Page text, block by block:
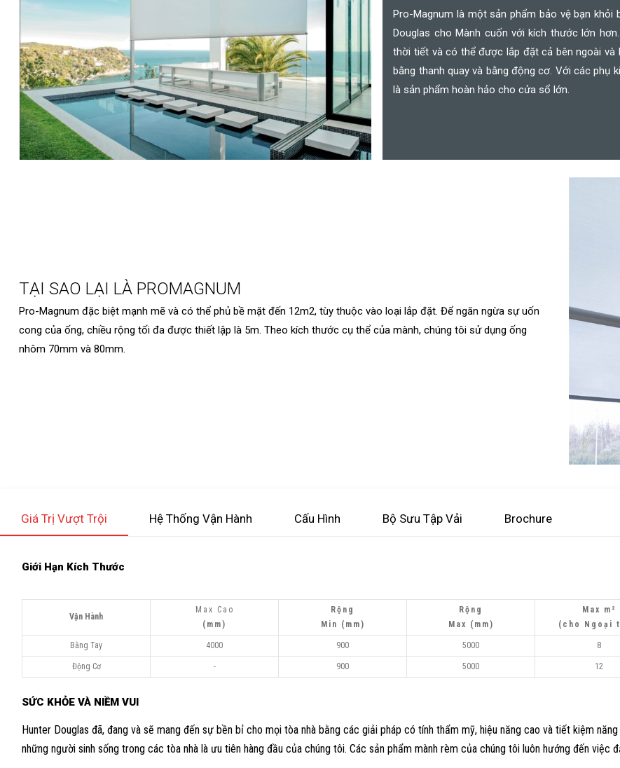
Pro-Magnum là một sản phẩm bảo vệ bạn
Douglas cho Mành cuốn với kích thước lớn
thời tiết và có thể được lắp đặt cả bên ngoài và
bằng thanh quay và bằng động cơ. Với các phụ
là sản phẩm hoàn hảo cho cửa sổ lớn.
TẠI SAO LẠI LÀ PROMAGNUM
Pro-Magnum đặc biệt mạnh mẽ và có thể phủ bề mặt đến 12m2, tùy thuộc vào loại lắp đặt. Để ngăn ngừa sự uốn
cong của ống, chiều rộng tối đa được thiết lập là 5m. Theo kích thước cụ thể của mành, chúng tôi sử dụng ống
nhôm 70mm và 80mm.
Giá Trị Vượt Trội Hệ Thống Vận Hành Cấu Hình Bộ Sưu Tập Vải Brochure
Giới Hạn Kích Thước
Vận Hành
Max Cao
(mm)
Rộng
Min (mm)
Rộng
Max (mm)
Max m²
(cho Ngoại
Bằng Tay 4000 900 5000 8
Động Cơ - 900 5000 12
SỨC KHỎE VÀ NIỀM VUI
Hunter Douglas đã, đang và sẽ mang đến sự bền bỉ cho mọi tòa nhà bằng các giải pháp có tính thẩm mỹ, hiệu năng cao và tiết kiệm
những người sinh sống trong các tòa nhà là ưu tiên hàng đầu của chúng tôi. Các sản phẩm mành rèm của chúng tôi luôn hướng đến việc